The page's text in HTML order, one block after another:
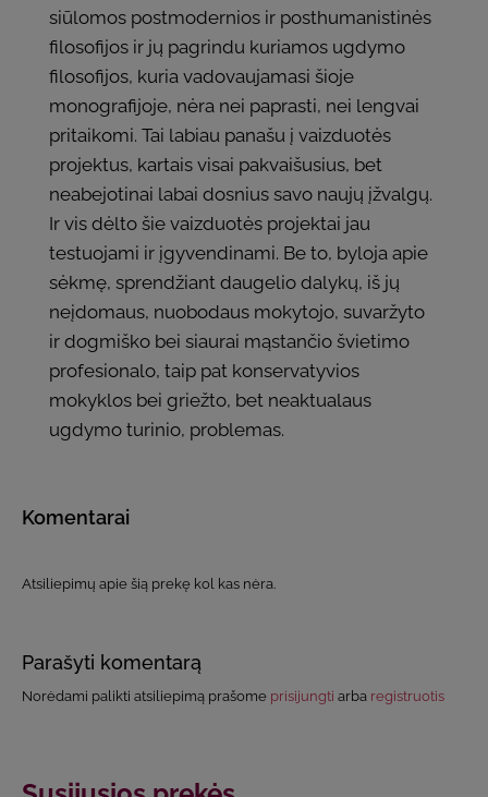
siūlomos postmodernios ir posthumanistinės
filosofijos ir jų pagrindu kuriamos ugdymo
filosofijos, kuria vadovaujamasi šioje
monografijoje, nėra nei paprasti, nei lengvai
pritaikomi. Tai labiau panašu į vaizduotės
projektus, kartais visai pakvaišusius, bet
neabejotinai labai dosnius savo naujų įžvalgų.
Ir vis dėlto šie vaizduotės projektai jau
testuojami ir įgyvendinami. Be to, byloja apie
sėkmę, sprendžiant daugelio dalykų, iš jų
neįdomaus, nuobodaus mokytojo, suvaržyto
ir dogmiško bei siaurai mąstančio švietimo
profesionalo, taip pat konservatyvios
mokyklos bei griežto, bet neaktualaus
ugdymo turinio, problemas.
Komentarai
Atsiliepimų apie šią prekę kol kas nėra.
Parašyti komentarą
Norėdami palikti atsiliepimą prašome prisijungti arba registruotis